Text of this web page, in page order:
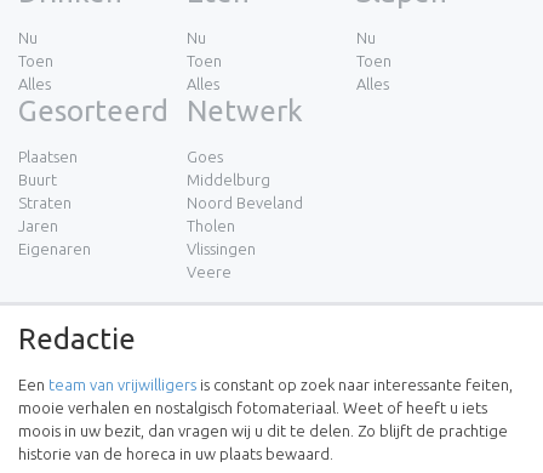
Nu
Toen
Alles
Nu
Toen
Alles
Nu
Toen
Alles
Gesorteerd
Plaatsen
Buurt
Straten
Jaren
Eigenaren
Netwerk
Goes
Middelburg
Noord Beveland
Tholen
Vlissingen
Veere
Redactie
Een team van vrijwilligers is constant op zoek naar interessante feiten,
mooie verhalen en nostalgisch fotomateriaal. Weet of heeft u iets
moois in uw bezit, dan vragen wij u dit te delen. Zo blijft de prachtige
historie van de horeca in uw plaats bewaard.